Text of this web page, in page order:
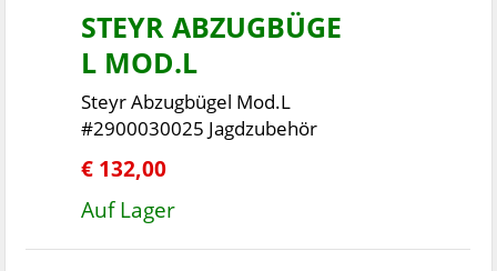
STEYR ABZUGBÜGE
L MOD.L
Steyr Abzugbügel Mod.L
#2900030025 Jagdzubehör
€ 132,00
Auf Lager